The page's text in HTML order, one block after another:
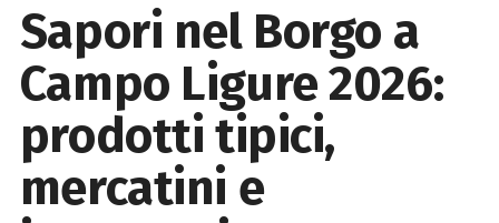
Sapori nel Borgo a
Campo Ligure 2026:
prodotti tipici,
mercatini e